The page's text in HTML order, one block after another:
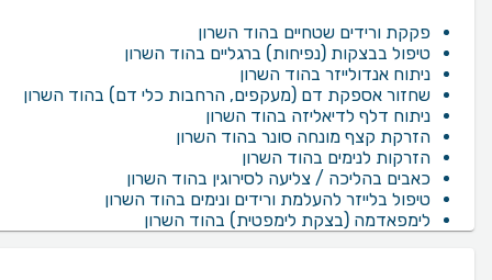
פקקת ורידים שטחיים בהוד השרון
טיפול בבצקות (נפיחות) ברגליים בהוד השרון
ניתוח אנדולייזר בהוד השרון
שחזור אספקת דם (מעקפים, הרחבות כלי דם) בהוד השרון
ניתוח דלף לדיאליזה בהוד השרון
הזרקת קצף מונחה סונר בהוד השרון
הזרקות לנימים בהוד השרון
כאבים בהליכה / צליעה לסירוגין בהוד השרון
טיפול בלייזר להעלמת ורידים ונימים בהוד השרון
לימפאדמה (בצקת לימפטית) בהוד השרון